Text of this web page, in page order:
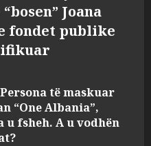
Joana
fondet publike
të maskuar
“One Albania”,
u fsheh. A u vodhën